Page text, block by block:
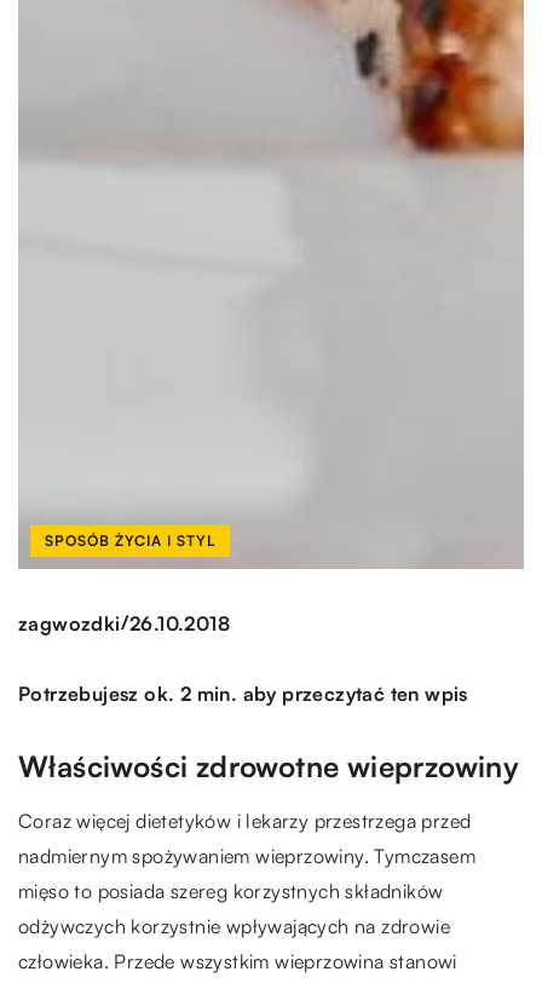
SPOSÓB ŻYCIA I STYL
zagwozdki/26.10.2018
Potrzebujesz ok. 2 min. aby przeczytać ten wpis
Właściwości zdrowotne wieprzowiny
Coraz więcej dietetyków i lekarzy przestrzega przed
nadmiernym spożywaniem wieprzowiny. Tymczasem
mięso to posiada szereg korzystnych składników
odżywczych korzystnie wpływających na zdrowie
człowieka. Przede wszystkim wieprzowina stanowi